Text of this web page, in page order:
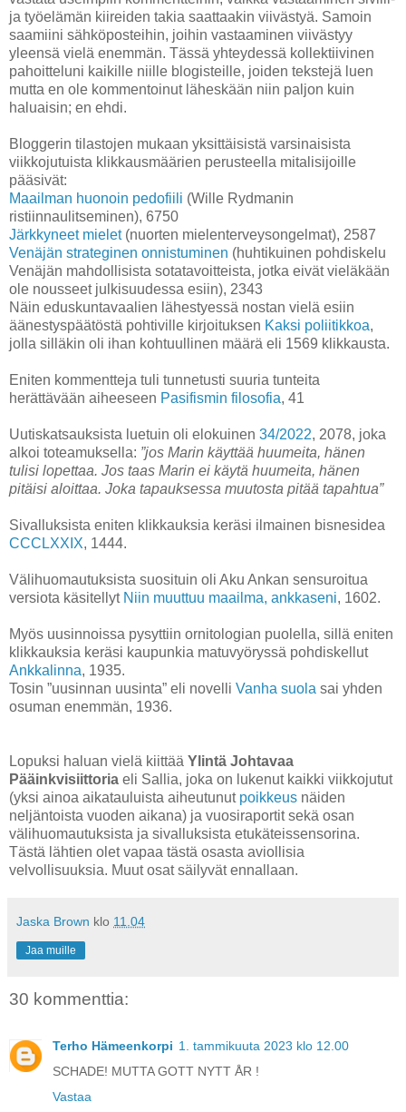
ja työelämän kiireiden takia saattaakin viivästyä. Samoin
saamiini sähköposteihin, joihin vastaaminen viivästyy
yleensä vielä enemmän. Tässä yhteydessä kollektiivinen
pahoitteluni kaikille niille blogisteille, joiden tekstejä luen
mutta en ole kommentoinut läheskään niin paljon kuin
haluaisin; en ehdi.
Bloggerin tilastojen mukaan yksittäisistä varsinaisista
viikkojutuista klikkausmäärien perusteella mitalisijoille
pääsivät:
Maailman huonoin pedofiili (Wille Rydmanin
ristiinnaulitseminen), 6750
Järkkyneet mielet(nuorten mielenterveysongelmat), 2587
Venäjän strateginen onnistuminen (huhtikuinen pohdiskelu
Venäjän mahdollisista sotatavoitteista, jotka eivät vieläkään
ole nousseet julkisuudessa esiin), 2343
Näin eduskuntavaalien lähestyessä nostan vielä esiin
äänestyspäätöstä pohtiville kirjoituksen Kaksi poliitikkoa,
jolla silläkin oli ihan kohtuullinen määrä eli 1569 klikkausta.
Eniten kommentteja tuli tunnetusti suuria tunteita
herättävään aiheeseen Pasifismin filosofia, 41
Uutiskatsauksista luetuin oli elokuinen 34/2022, 2078, joka
alkoi toteamuksella: ”jos Marin käyttää huumeita, hänen
tulisi lopettaa. Jos taas Marin ei käytä huumeita, hänen
pitäisi aloittaa. Joka tapauksessa muutosta pitää tapahtua”
Sivalluksista eniten klikkauksia keräsi ilmainen bisnesidea
CCCLXXIX, 1444.
Välihuomautuksista suosituin oli Aku Ankan sensuroitua
versiota käsitellyt Niin muuttuu maailma, ankkaseni, 1602.
Myös uusinnoissa pysyttiin ornitologian puolella, sillä eniten
klikkauksia keräsi kaupunkia matuvyöryssä pohdiskellut
Ankkalinna, 1935.
Tosin ”uusinnan uusinta” eli novelli Vanha suola sai yhden
osuman enemmän, 1936.
Lopuksi haluan vielä kiittää Ylintä Johtavaa
Pääinkvisiittoria eli Sallia, joka on lukenut kaikki viikkojutut
(yksi ainoa aikatauluista aiheutunut poikkeus näiden
neljäntoista vuoden aikana) ja vuosiraportit sekä osan
välihuomautuksista ja sivalluksista etukäteissensorina.
Tästä lähtien olet vapaa tästä osasta aviollisia
velvollisuuksia. Muut osat säilyvät ennallaan.
Jaska Brown klo 11.04
Jaa muille
30 kommenttia:
Terho Hämeenkorpi 1. tammikuuta 2023 klo 12.00
SCHADE! MUTTA GOTT NYTT ÅR !
Vastaa